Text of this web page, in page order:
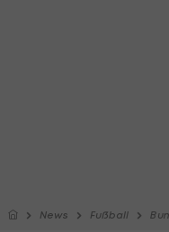
News Fußball